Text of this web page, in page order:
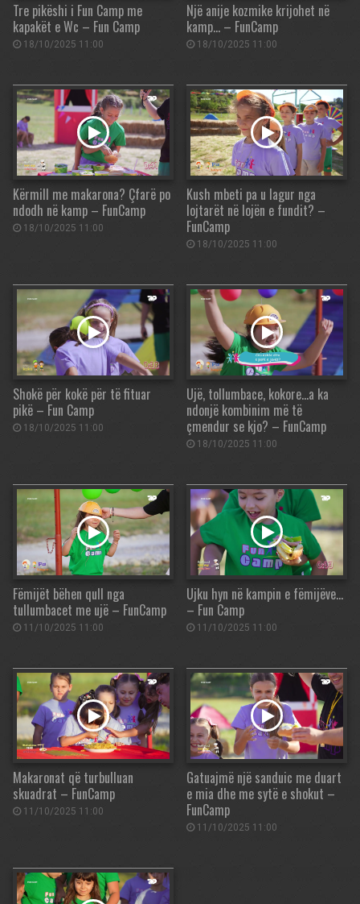
Tre pikëshi i Fun Camp me
kapakët e Wc – Fun Camp
18/10/2025 11:00
Një anije kozmike krijohet në
kamp… – FunCamp
18/10/2025 11:00
Kërmill me makarona? Çfarë po
ndodh në kamp – FunCamp
18/10/2025 11:00
Kush mbeti pa u lagur nga
lojtarët në lojën e fundit? –
FunCamp
18/10/2025 11:00
Shokë për kokë për të fituar
pikë – Fun Camp
18/10/2025 11:00
Ujë, tollumbace, kokore…a ka
ndonjë kombinim më të
çmendur se kjo? – FunCamp
18/10/2025 11:00
Fëmijët bëhen qull nga
tullumbacet me ujë – FunCamp
11/10/2025 11:00
Ujku hyn në kampin e fëmijëve…
– Fun Camp
11/10/2025 11:00
Makaronat që turbulluan
skuadrat – FunCamp
11/10/2025 11:00
Gatuajmë një sanduic me duart
e mia dhe me sytë e shokut –
FunCamp
11/10/2025 11:00